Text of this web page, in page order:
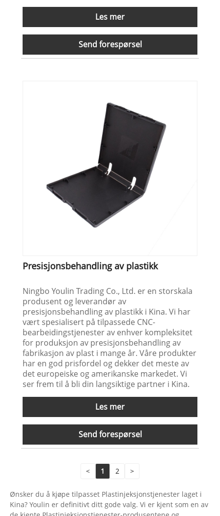
Les mer
Send forespørsel
Presisjonsbehandling av plastikk
Ningbo Youlin Trading Co., Ltd. er en storskala
produsent og leverandør av
presisjonsbehandling av plastikk i Kina. Vi har
vært spesialisert på tilpassede CNC-
bearbeidingstjenester av enhver kompleksitet
for produksjon av presisjonsbehandling av
fabrikasjon av plast i mange år. Våre produkter
har en god prisfordel og dekker det meste av
det europeiske og amerikanske markedet. Vi
ser frem til å bli din langsiktige partner i Kina.
Les mer
Send forespørsel
< 1 2 >
Ønsker du å kjøpe tilpasset Plastinjeksjonstjenester laget i
Kina? Youlin er definitivt ditt gode valg. Vi er kjent som en av